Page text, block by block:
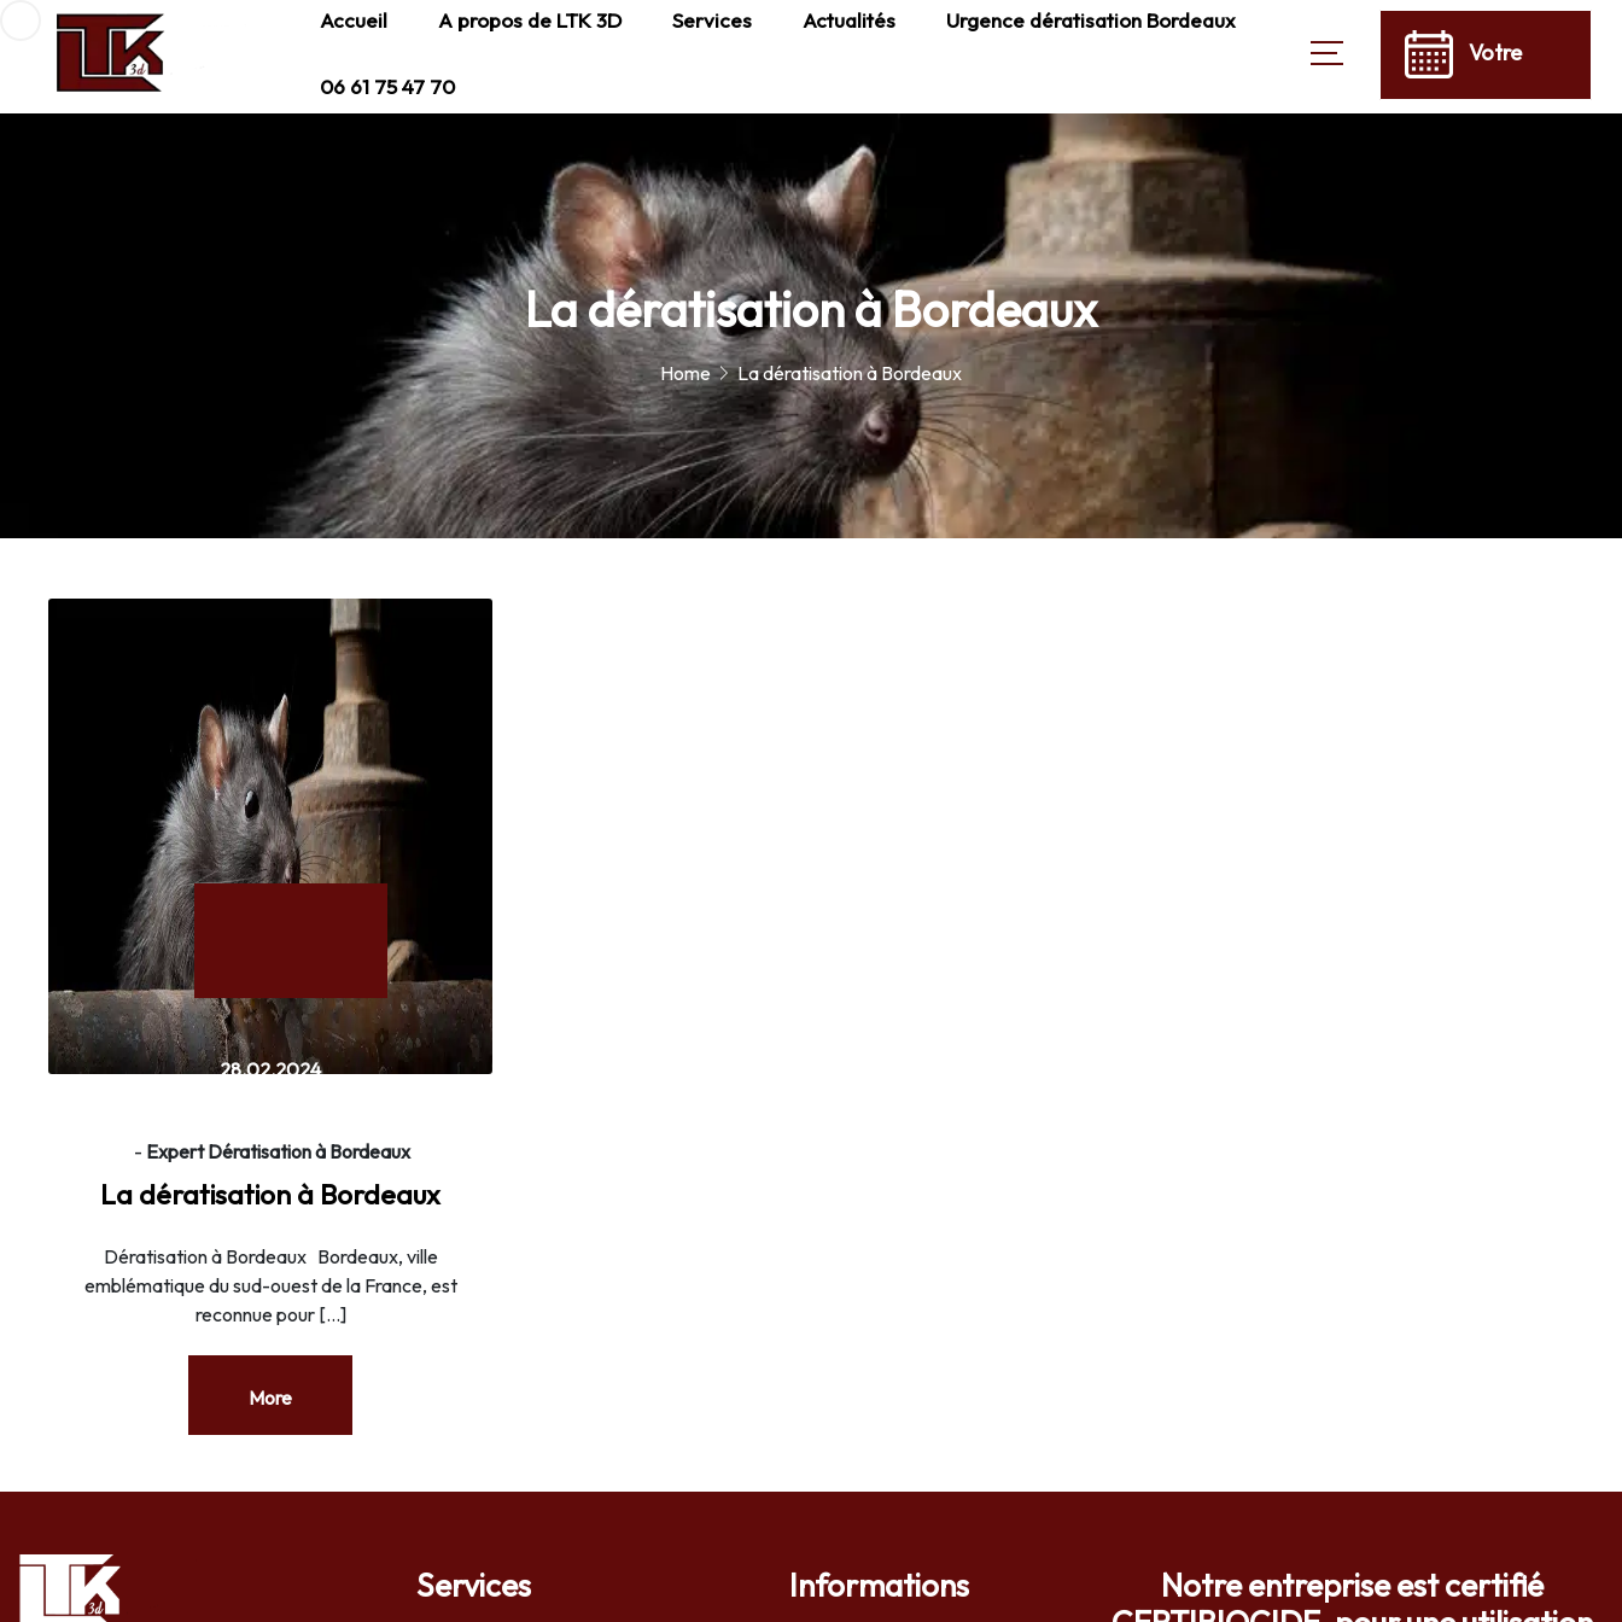
Accueil A propos de LTK 3D Services Actualités Urgence dératisation Bordeaux
06 61 75 47 70
Votre
La dératisation à Bordeaux
Home La dératisation à Bordeaux
28.02.2024
- Expert Dératisation à Bordeaux
La dératisation à Bordeaux
Dératisation à Bordeaux Bordeaux, ville
emblématique du sud-ouest de la France, est
reconnue pour […]
More
Services Informations
Notre entreprise est certifié